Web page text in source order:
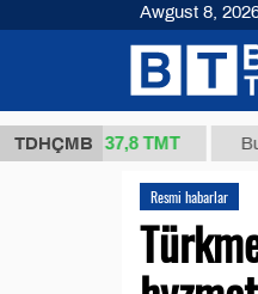
TDHÇMB
37,8 ТМТ Buýan
Resmi habarlar
Awgust 8,